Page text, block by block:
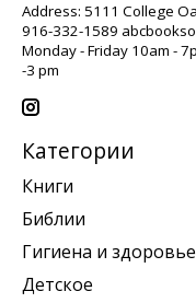
Address: 5111 College
916-332-1589
Monday - Friday 10am -
-3 pm
Категории
Книги
Библии
Гигиена и здоровье
Детское